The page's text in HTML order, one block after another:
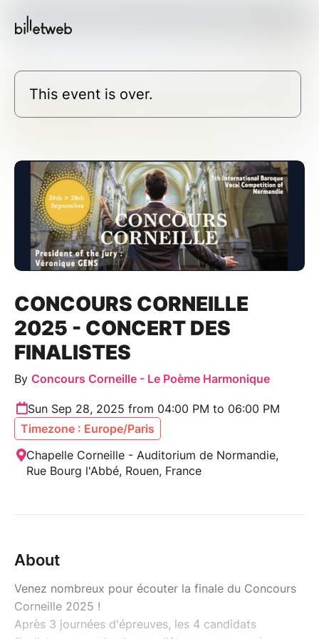
This event is over.
CONCOURS CORNEILLE
2025 - CONCERT DES
FINALISTES
By Concours Corneille - Le Poème Harmonique
Sun Sep 28, 2025 from 04:00 PM to 06:00 PM
Timezone : Europe/Paris
Chapelle Corneille - Auditorium de Normandie,
Rue Bourg l'Abbé, Rouen, France
About
Venez nombreux pour écouter la finale du Concours
Corneille 2025 !
Après 3 journées d'épreuves, les 4 candidats